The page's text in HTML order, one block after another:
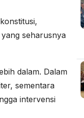
seharusnya
dalam. Dalam
sementara
intervensi